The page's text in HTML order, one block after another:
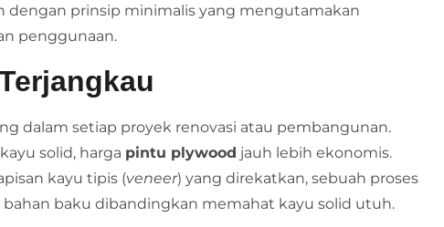
dengan prinsip minimalis yang mengutamakan
penggunaan.
dalam setiap proyek renovasi atau pembangunan.
solid, harga pintu plywood jauh lebih ekonomis.
kayu tipis (veneer) yang direkatkan, sebuah proses
baku dibandingkan memahat kayu solid utuh.